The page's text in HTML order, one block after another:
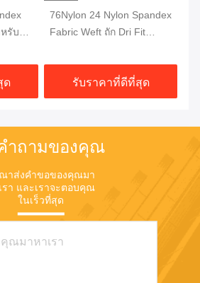
รับ
ด
76Nylon 24 Nylon Spandex
Fabric Weft ถัก Dri Fit
230gsm
รับราคาที่ดีที่สุด
ำถามของคุณ
าส่งคําขอของคุณมา
รา และเราจะตอบคุณ
ในเร็วที่สุด